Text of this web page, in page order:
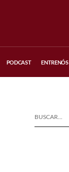
PODCAST ENTRENÓS